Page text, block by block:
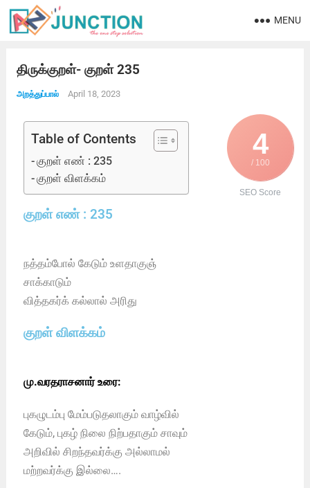
MENU
திருக்குறள்- குறள் 235
அறத்துப்பால் April 18, 2023
4
/ 100
SEO Score
Table of Contents
குறள் எண் : 235
குறள் விளக்கம்
குறள் எண் : 235
நத்தம்போல் கேடும் உளதாகுஞ்
சாக்காடும்
வித்தகர்க் கல்லால் அரிது
குறள் விளக்கம்
மு.வரதராசனார் உரை:
புகழுடம்பு மேம்படுதலாகும் வாழ்வில்
கேடும், புகழ் நிலை நிற்பதாகும் சாவும்
அறிவில் சிறந்தவர்க்கு அல்லாமல்
மற்றவர்க்கு இல்லை….